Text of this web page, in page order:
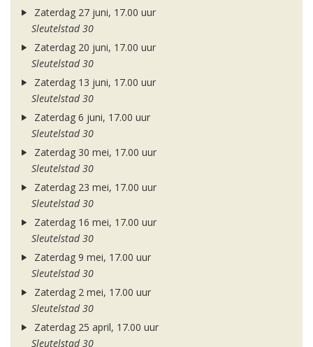
Zaterdag 27 juni, 17.00 uur
Sleutelstad 30
Zaterdag 20 juni, 17.00 uur
Sleutelstad 30
Zaterdag 13 juni, 17.00 uur
Sleutelstad 30
Zaterdag 6 juni, 17.00 uur
Sleutelstad 30
Zaterdag 30 mei, 17.00 uur
Sleutelstad 30
Zaterdag 23 mei, 17.00 uur
Sleutelstad 30
Zaterdag 16 mei, 17.00 uur
Sleutelstad 30
Zaterdag 9 mei, 17.00 uur
Sleutelstad 30
Zaterdag 2 mei, 17.00 uur
Sleutelstad 30
Zaterdag 25 april, 17.00 uur
Sleutelstad 30